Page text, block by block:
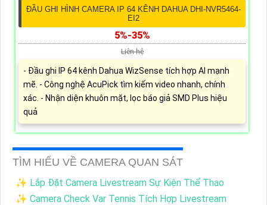
ĐẦU GHI HÌNH CAMERA IP 64 KÊNH DAHUA DHI-NVR5464-
EI2
5%-35%
Liên hệ
- Đầu ghi IP 64 kênh Dahua WizSense tích hợp AI mạnh
mẽ. - Công nghệ AcuPick tìm kiếm video nhanh, chính
xác. - Nhận diện khuôn mặt, lọc báo giả SMD Plus hiệu
quả
TÌM HIỂU VỀ CAMERA QUAN SÁT
✨ Lắp Đặt Camera Livestream Sự Kiện Thể Thao
✨ Camera Check Var Tennis Tích Hợp Livestream